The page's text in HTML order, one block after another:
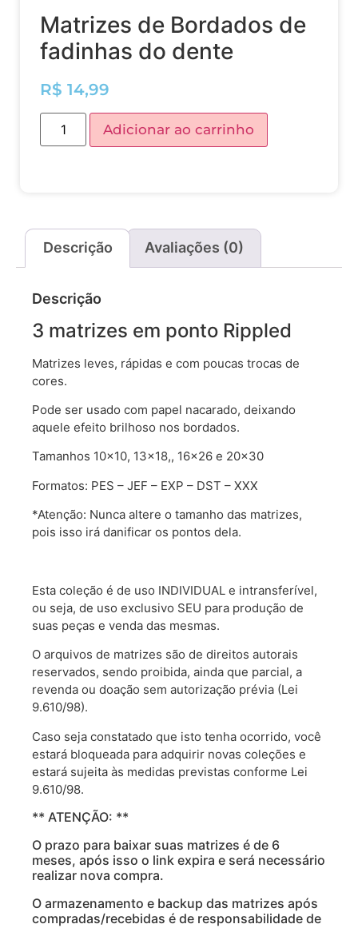
Matrizes de Bordados de
fadinhas do dente
R$ 14,99
Adicionar ao carrinho
Descrição Avaliações (0)
Descrição
3 matrizes em ponto Rippled
Matrizes leves, rápidas e com poucas trocas de
cores.
Pode ser usado com papel nacarado, deixando
aquele efeito brilhoso nos bordados.
Tamanhos 10×10, 13×18,, 16×26 e 20×30
Formatos: PES – JEF – EXP – DST – XXX
*Atenção: Nunca altere o tamanho das matrizes,
pois isso irá danificar os pontos dela.
Esta coleção é de uso INDIVIDUAL e intransferível,
ou seja, de uso exclusivo SEU para produção de
suas peças e venda das mesmas.
O arquivos de matrizes são de direitos autorais
reservados, sendo proibida, ainda que parcial, a
revenda ou doação sem autorização prévia (Lei
9.610/98).
Caso seja constatado que isto tenha ocorrido, você
estará bloqueada para adquirir novas coleções e
estará sujeita às medidas previstas conforme Lei
9.610/98.
** ATENÇÃO: **
O prazo para baixar suas matrizes é de 6
meses, após isso o link expira e será necessário
realizar nova compra.
O armazenamento e backup das matrizes após
compradas/recebidas é de responsabilidade de